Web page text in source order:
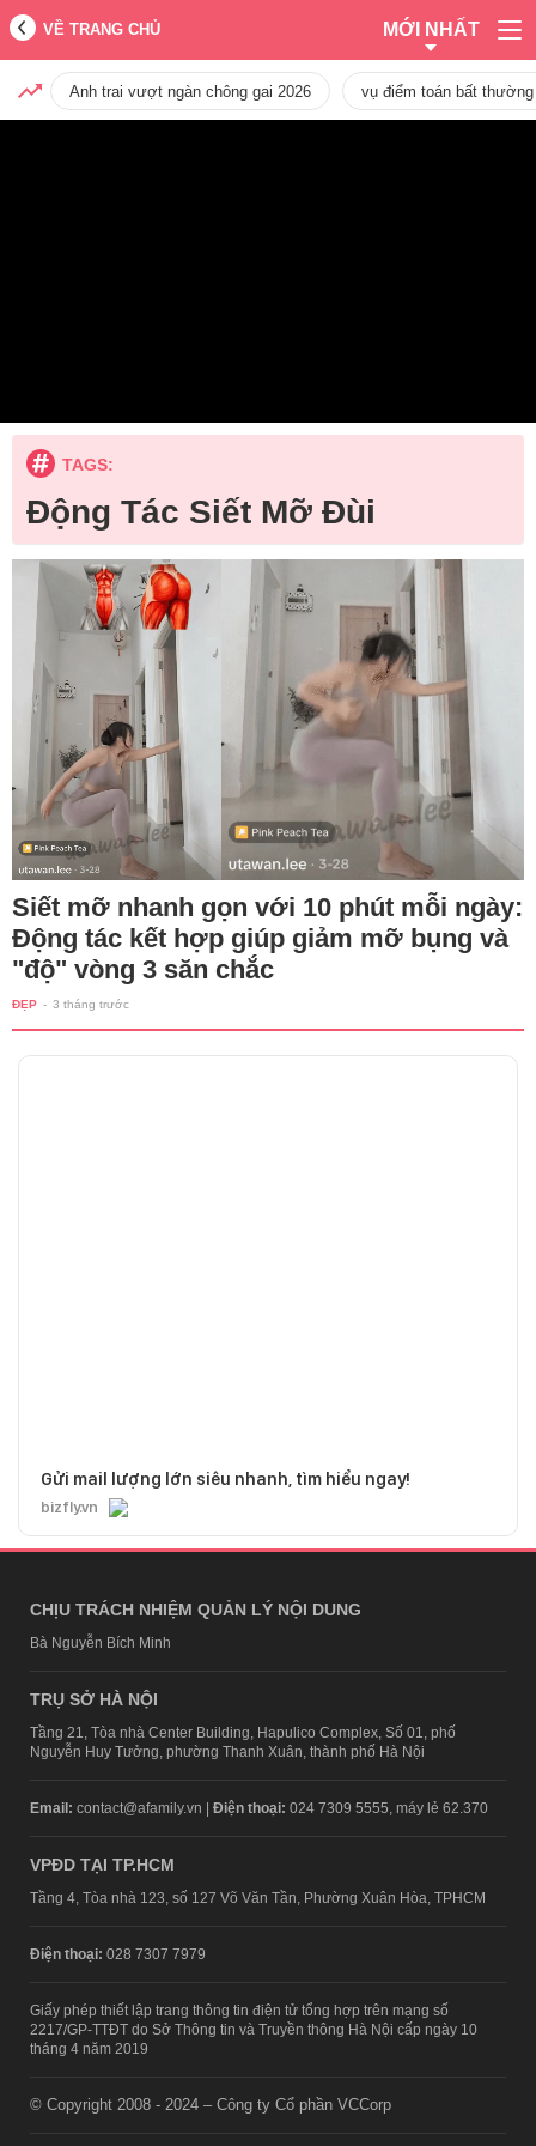
VỀ TRANG CHỦ MỚI NHẤT
Anh trai vượt ngàn chông gai 2026 vụ điểm toán bất
TAGS:
Động Tác Siết Mỡ Đùi
Siết mỡ nhanh gọn với 10 phút mỗi ngày:
Động tác kết hợp giúp giảm mỡ bụng và
"độ" vòng 3 săn chắc
ĐẸP - 3 tháng trước
Gửi mail lượng lớn siêu nhanh, tìm hiểu ngay!
bizfly.vn
CHỊU TRÁCH NHIỆM QUẢN LÝ NỘI DUNG
Bà Nguyễn Bích Minh
TRỤ SỞ HÀ NỘI
Tầng 21, Tòa nhà Center Building, Hapulico Complex, Số 01, phố
Nguyễn Huy Tưởng, phường Thanh Xuân, thành phố Hà Nội
Email: contact@afamily.vn | Điện thoại: 024 7309 5555, máy lẻ 62.370
VPĐD TẠI TP.HCM
Tầng 4, Tòa nhà 123, số 127 Võ Văn Tần, Phường Xuân Hòa, TPHCM
Điện thoại: 028 7307 7979
Giấy phép thiết lập trang thông tin điện tử tổng hợp trên mạng số
2217/GP-TTĐT do Sở Thông tin và Truyền thông Hà Nội cấp ngày 10
tháng 4 năm 2019
© Copyright 2008 - 2024 – Công ty Cổ phần VCCorp